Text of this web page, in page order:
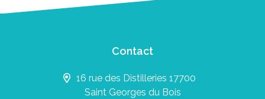
Contact
16 rue des Distilleries 17700
Saint Georges du Bois